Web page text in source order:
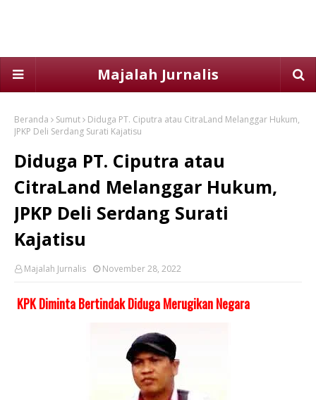
Majalah Jurnalis
Beranda Sumut
Diduga PT. Ciputra atau CitraLand Melanggar Hukum,
JPKP Deli Serdang Surati Kajatisu
Diduga PT. Ciputra atau
CitraLand Melanggar Hukum,
JPKP Deli Serdang Surati
Kajatisu
Majalah Jurnalis November 28, 2022
KPK Diminta Bertindak Diduga Merugikan Negara